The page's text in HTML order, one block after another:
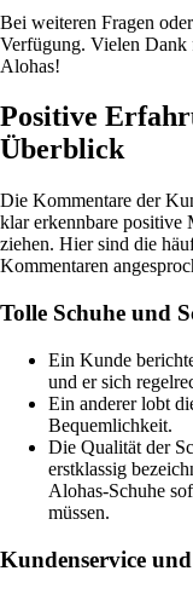
Bei weiteren Fragen
Verfügung. Vielen Dank
Alohas!
Positive
Überblick
Die Kommentare der
klar erkennbare positive
ziehen. Hier sind die
Kommentaren
Tolle Schuhe und
Ein Kunde
und er sich
Ein anderer lobt
Bequemlichkeit.
Die Qualität der
erstklassig
Alohas-Schuhe
müssen.
Kundenservice